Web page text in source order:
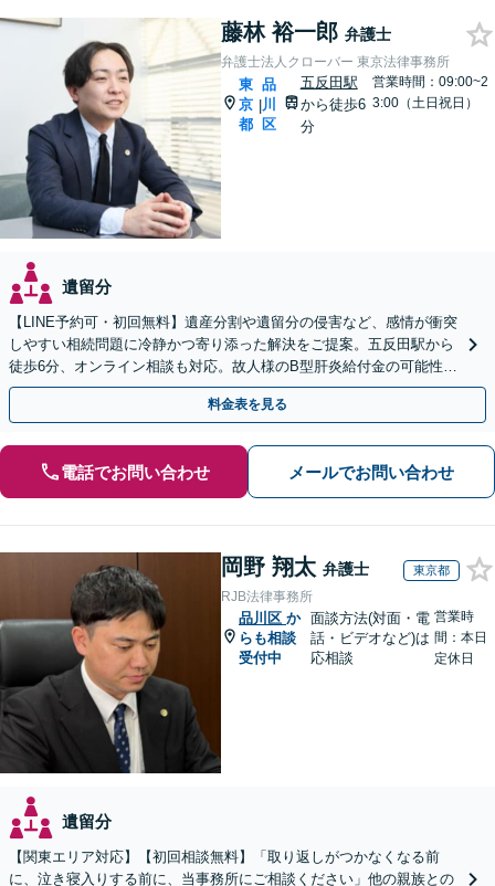
藤林 裕一郎 弁護士
弁護士法人クローバー 東京法律事務所
東
京
都
|
品
川
区
五反田駅
から徒歩6
分
営業時間：09:00~2
3:00（土日祝日）
遺留分
【LINE予約可・初回無料】遺産分割や遺留分の侵害など、感情が衝突
しやすい相続問題に冷静かつ寄り添った解決をご提案。五反田駅から
徒歩6分、オンライン相談も対応。故人様のB型肝炎給付金の可能性に
も目を配り、ご遺族の利益を全力で支援します。
料金表を見る
電話でお問い合わせ メールでお問い合わせ
岡野 翔太 弁護士 東京都
RJB法律事務所
品川区 か
らも相談
受付中
面談方法(対面・電
話・ビデオなど)は
応相談
営業時
間：本日
定休日
遺留分
【関東エリア対応】【初回相談無料】「取り返しがつかなくなる前
に、泣き寝入りする前に、当事務所にご相談ください」他の親族との